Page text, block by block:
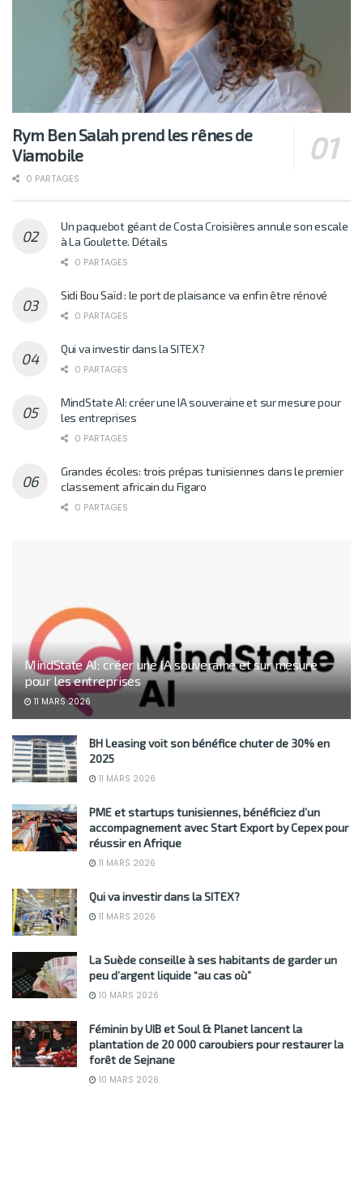
Rym Ben Salah prend les rênes de
Viamobile
0 PARTAGES
Un paquebot géant de Costa Croisières annule son escale
à La Goulette. Détails
0 PARTAGES
Sidi Bou Saïd : le port de plaisance va enfin être rénové
0 PARTAGES
Qui va investir dans la SITEX?
0 PARTAGES
MindState AI: créer une IA souveraine et sur mesure pour
les entreprises
0 PARTAGES
Grandes écoles: trois prépas tunisiennes dans le premier
classement africain du Figaro
0 PARTAGES
MindState AI: créer une IA souveraine et sur mesure
pour les entreprises
11 MARS 2026
BH Leasing voit son bénéfice chuter de 30% en
2025
11 MARS 2026
PME et startups tunisiennes, bénéficiez d’un
accompagnement avec Start Export by Cepex pour
réussir en Afrique
11 MARS 2026
Qui va investir dans la SITEX?
11 MARS 2026
La Suède conseille à ses habitants de garder un
peu d’argent liquide “au cas où”
10 MARS 2026
Féminin by UIB et Soul & Planet lancent la
plantation de 20 000 caroubiers pour restaurer la
forêt de Sejnane
10 MARS 2026